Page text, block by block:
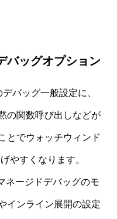
バッグオプション
バッグ一般設定に、
の関数呼び出しなどが
とでウォッチウィンド
やすくなります。
ネージドデバッグのモ
インライン展開の設定